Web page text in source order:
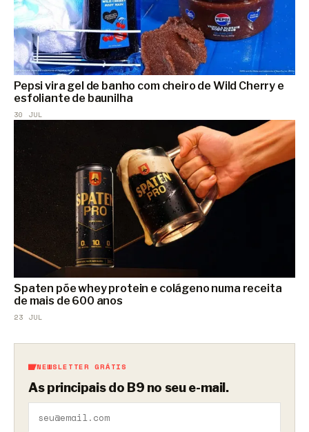
Pepsi vira gel de banho com cheiro de Wild Cherry e
esfoliante de baunilha
30 JUL
Spaten põe whey protein e colágeno numa receita
de mais de 600 anos
23 JUL
NEWSLETTER GRÁTIS
As principais do B9 no seu e-mail.